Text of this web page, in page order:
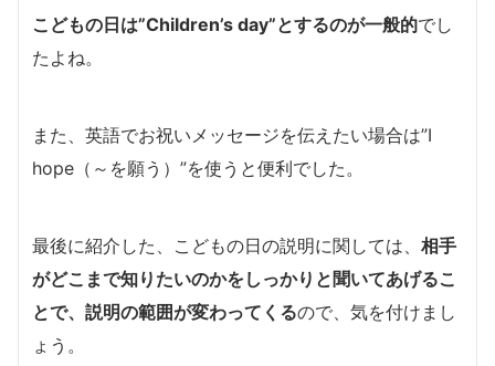
こどもの日は”Children’s day”とするのが一般的でし
たよね。
また、英語でお祝いメッセージを伝えたい場合は”I
hope（～を願う）”を使うと便利でした。
最後に紹介した、こどもの日の説明に関しては、 相手
がどこまで知りたいのかをしっかりと聞いてあげるこ
とで、説明の範囲が変わってくるので、気を付けまし
ょう。